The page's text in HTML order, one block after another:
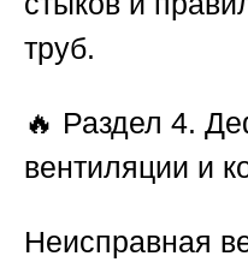
труб.
🔥 Раздел 4.
вентиляции и
Неисправная